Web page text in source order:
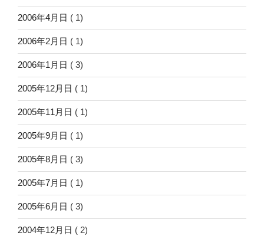
2006年4月日 ( 1)
2006年2月日 ( 1)
2006年1月日 ( 3)
2005年12月日 ( 1)
2005年11月日 ( 1)
2005年9月日 ( 1)
2005年8月日 ( 3)
2005年7月日 ( 1)
2005年6月日 ( 3)
2004年12月日 ( 2)